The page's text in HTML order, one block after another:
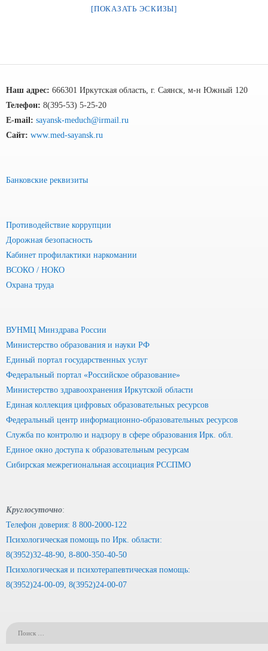
[ПОКАЗАТЬ ЭСКИЗЫ]
Наш адрес: 666301 Иркутская область, г. Саянск, м-н Южный 120
Телефон: 8(395-53) 5-25-20
E-mail: sayansk-meduch@irmail.ru
Сайт: www.med-sayansk.ru
Банковские реквизиты
Противодействие коррупции
Дорожная безопасность
Кабинет профилактики наркомании
ВСОКО / НОКО
Охрана труда
ВУНМЦ Минздрава России
Министерство образования и науки РФ
Единый портал государственных услуг
Федеральный портал «Российское образование»
Министерство здравоохранения Иркутской области
Единая коллекция цифровых образовательных ресурсов
Федеральный центр информационно-образовательных ресурсов
Служба по контролю и надзору в сфере образования Ирк. обл.
Единое окно доступа к образовательным ресурсам
Сибирская межрегиональная ассоциация РССПМО
Круглосуточно:
Телефон доверия: 8 800-2000-122
Психологическая помощь по Ирк. области:
8(3952)32-48-90, 8-800-350-40-50
Психологическая и психотерапевтическая помощь:
8(3952)24-00-09, 8(3952)24-00-07